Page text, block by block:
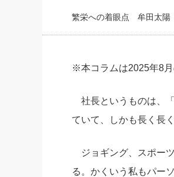
社長のための“儲かる通
継続経営 百話百行(85)
繁栄への着眼点 牟田太陽
※本コラムは2025年8月
社長というものは、
ていて、しかも長く長
ジョギング、スポー
る。かくいう私もパー